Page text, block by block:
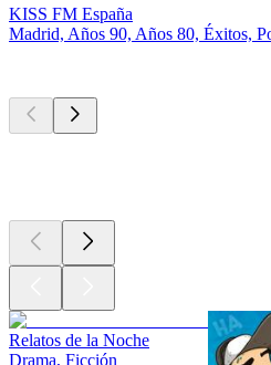
KISS FM España
Madrid, Años 90, Años 80, Éxitos,
Relatos de la Noche
Drama, Ficción